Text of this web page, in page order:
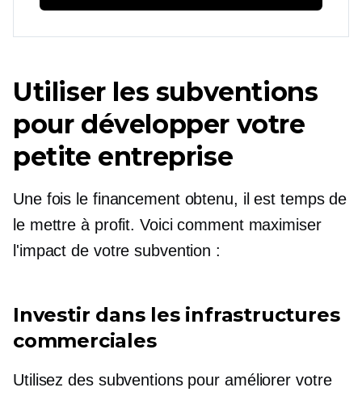
Utiliser les subventions
pour développer votre
petite entreprise
Une fois le financement obtenu, il est temps de
le mettre à profit. Voici comment maximiser
l'impact de votre subvention :
Investir dans les infrastructures
commerciales
Utilisez des subventions pour améliorer votre